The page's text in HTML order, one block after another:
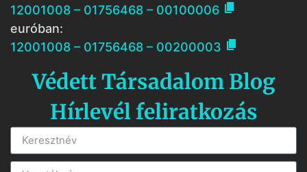
12001008 – 01756468 – 00100006 
euróban:
12001008 – 01756468 – 00200003 
Védett Társadalom Blog
Hírlevél feliratkozás